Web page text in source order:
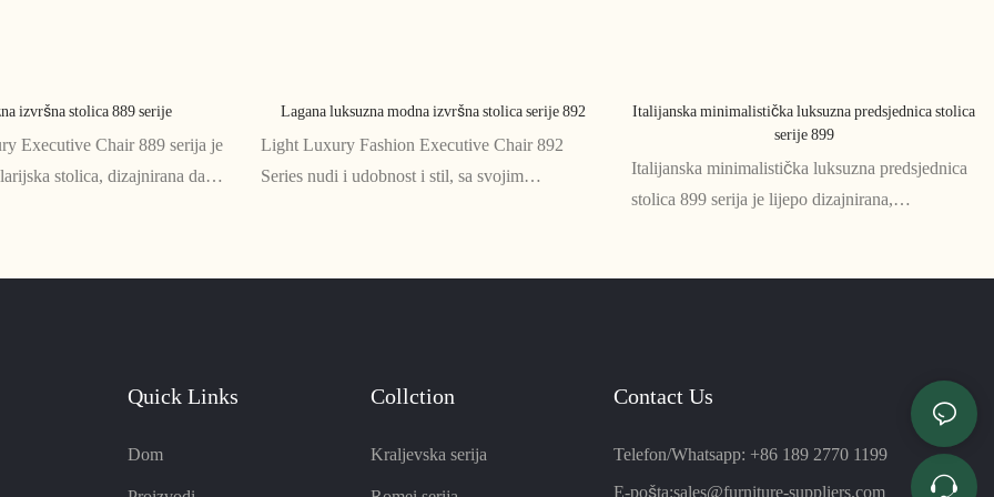
izvršna stolica 889 serije
Executive Chair 889 serija je
stolica, dizajnirana da
Lagana luksuzna modna izvršna stolica serije 892
Light Luxury Fashion Executive Chair 892
Series nudi i udobnost i stil, sa svojim
Italijanska minimalistička luksuzna predsjednica stolica
serije 899
Italijanska minimalistička luksuzna predsjednica
stolica 899 serija je lijepo dizajnirana,
kancelarijskog nameštaja
Quick Links
Dom
Collction
Kraljevska serija
Contact Us
Telefon/Whatsapp: +86 189 2770 1199
E-pošta:sales@furniture-suppliers.com